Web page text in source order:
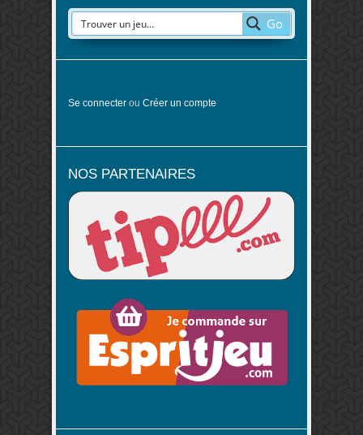
Go
Se connecter ou Créer un compte
NOS PARTENAIRES